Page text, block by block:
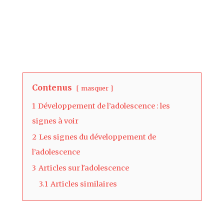
Contenus masquer
1 Développement de l’adolescence : les
signes à voir
2 Les signes du développement de
l’adolescence
3 Articles sur l'adolescence
3.1 Articles similaires